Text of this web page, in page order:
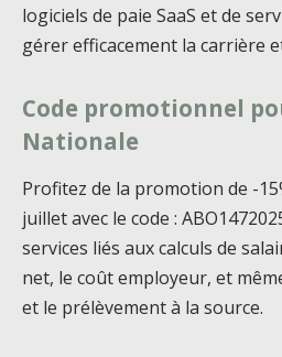
logiciels de paie SaaS et de
gérer efficacement la carrière
Code promotionnel
Nationale
Profitez de la promotion de -
juillet avec le code :
services liés aux calculs de
net, le coût employeur, et
et le prélèvement à la source.